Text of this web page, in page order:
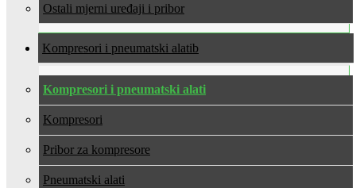
Ostali mjerni uređaji i pribor
Kompresori i pneumatski alati
Kompresori i pneumatski alati
Kompresori
Pribor za kompresore
Pneumatski alati